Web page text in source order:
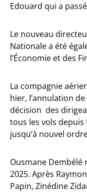
Edouard qui a
Le nouveau
Nationale a été
l’Économie et des
La compagnie
hier, l’annulation
décision des
tous les vols
jusqu’à nouvel
Ousmane Dembélé
2025. Après
Papin, Zinédine